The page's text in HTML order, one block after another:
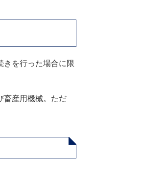
を行った場合に限
畜産用機械。ただ